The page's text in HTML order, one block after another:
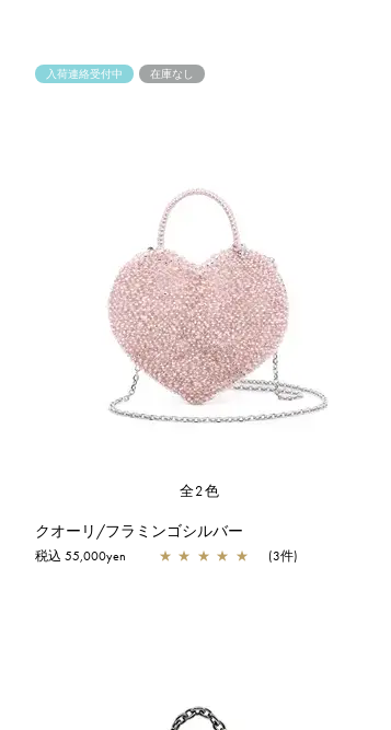
入荷連絡受付中 在庫なし
全2色
クオーリ/フラミンゴシルバー
税込 55,000yen ★ ★ ★ ★ ★ (3件)